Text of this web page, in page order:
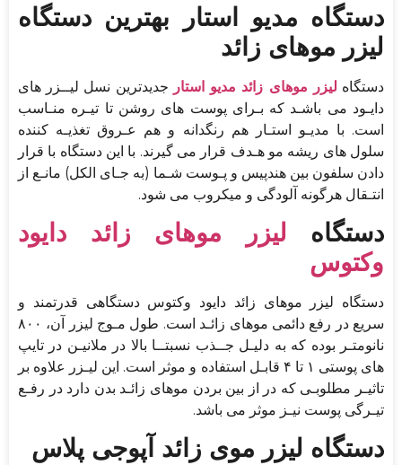
دستگاه مدیو استار بهترین دستگاه
لیزر موهای زائد
دستگاه لیزر موهای زائد مدیو استار جدیدترین نسل لیــزر های
دایـود می باشـد که بـرای پوست های روشن تا تیـره منـاسب
است. با مدیـو استـار هم رنگدانه و هم عـروق تغذیـه کننده
سلول های ریشه مو هـدف قرار می گیرند. با این دستگاه با قرار
دادن سلفون بین هندپیس و پـوست شـما (به جـای الکل) مانـع از
انتـقال هرگونه آلودگی و میکروب می شود.
دستگاه لیزر موهای زائد دایود
وکتوس
دستگاه لیزر موهای زائد دایود وکتوس دستگاهی قدرتمند و
سریع در رفع دائمی موهای زائـد است. طول مـوج لیزر آن، ۸۰۰
نانومتـر بوده که به دلیـل جــذب نسبتــا بالا در ملانیـن در تایپ
های پوستی ۱ تا ۴ قابـل استفاده و موثر است. این لیـزر علاوه بر
تاثیـر مطلوبـی که در از بین بردن موهای زائـد بدن دارد در رفـع
تیـرگی پوست نیـز موثر می باشد.
دستگاه لیزر موی زائد آپوجی پلاس